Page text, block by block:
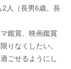
2人（長男6歳、長
鑑賞、映画鑑賞
りなくしたい。
ごせるようにし